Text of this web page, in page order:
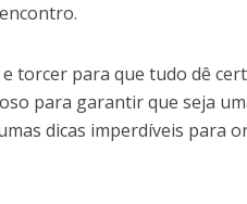
torcer para que tudo dê
para garantir que seja
dicas imperdíveis para